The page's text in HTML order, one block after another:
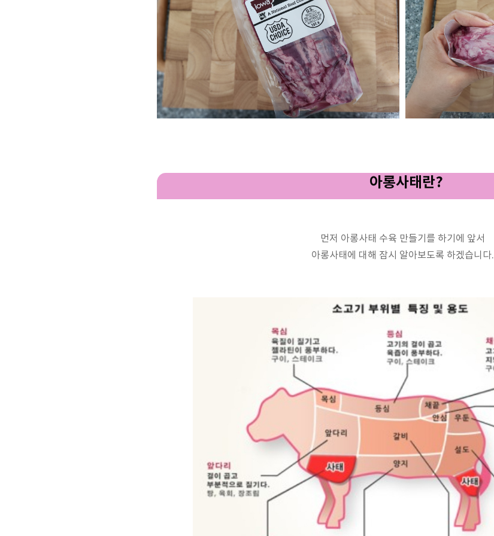
아롱사태란?
먼저 아롱사태 수육 만들기를 하기에 앞서
아롱사태에 대해 잠시 알아보도록 하겠습니다.